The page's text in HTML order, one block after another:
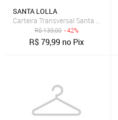
SANTA LOLLA
Carteira Transversal Santa Lolla
R$139,00 - 42%
R$79,99 no Pix